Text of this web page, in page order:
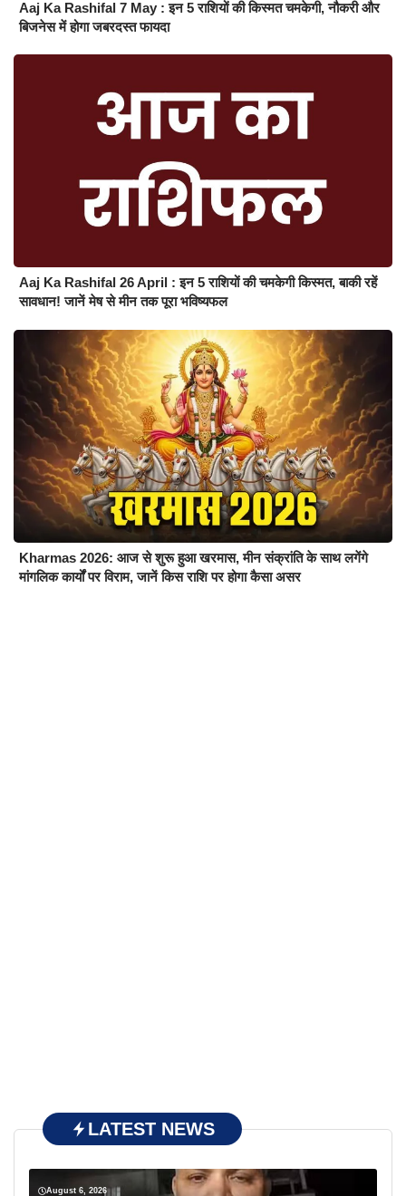
Aaj Ka Rashifal 7 May : इन 5 राशियों की किस्मत चमकेगी, नौकरी और
बिजनेस में होगा जबरदस्त फायदा
Aaj Ka Rashifal 26 April : इन 5 राशियों की चमकेगी किस्मत, बाकी रहें
सावधान! जानें मेष से मीन तक पूरा भविष्यफल
Kharmas 2026: आज से शुरू हुआ खरमास, मीन संक्रांति के साथ लगेंगे
मांगलिक कार्यों पर विराम, जानें किस राशि पर होगा कैसा असर
LATEST NEWS
August 6, 2026